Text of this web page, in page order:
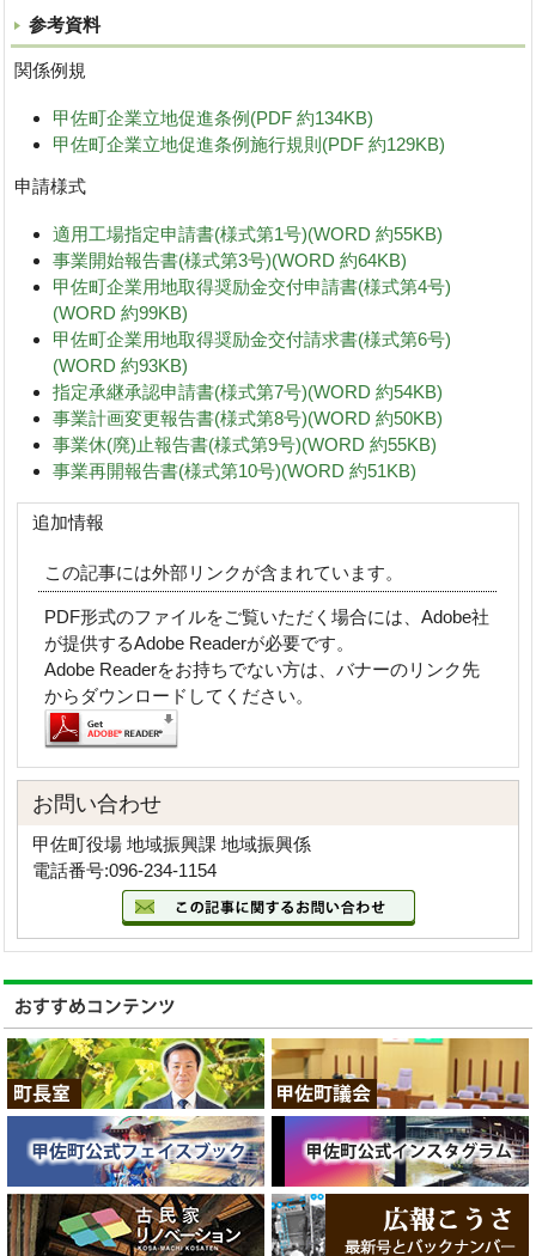
参考資料
関係例規
甲佐町企業立地促進条例(PDF 約134KB)
甲佐町企業立地促進条例施行規則(PDF 約129KB)
申請様式
適用工場指定申請書(様式第1号)(WORD 約55KB)
事業開始報告書(様式第3号)(WORD 約64KB)
甲佐町企業用地取得奨励金交付申請書(様式第4号)
(WORD 約99KB)
甲佐町企業用地取得奨励金交付請求書(様式第6号)
(WORD 約93KB)
指定承継承認申請書(様式第7号)(WORD 約54KB)
事業計画変更報告書(様式第8号)(WORD 約50KB)
事業休(廃)止報告書(様式第9号)(WORD 約55KB)
事業再開報告書(様式第10号)(WORD 約51KB)
追加情報
この記事には外部リンクが含まれています。
PDF形式のファイルをご覧いただく場合には、Adobe社
が提供するAdobe Readerが必要です。
Adobe Readerをお持ちでない方は、バナーのリンク先
からダウンロードしてください。
お問い合わせ
甲佐町役場 地域振興課 地域振興係
電話番号:096-234-1154